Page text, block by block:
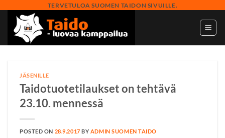
content
TERVETULOA SUOMEN TAIDON SIVUILLE.
JÄSENILLE
Taidotuotetilaukset on tehtävä
23.10. mennessä
POSTED ON 28.9.2017 BY ADMIN SUOMEN TAIDO